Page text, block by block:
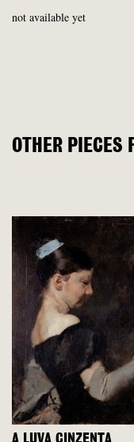
not available yet
OTHER PIECES